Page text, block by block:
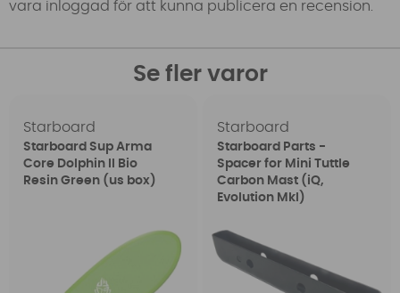
vara inloggad för att kunna publicera en recension.
Se fler varor
Starboard
Starboard Sup Arma
Core Dolphin II Bio
Resin Green (us box)
Starboard
Starboard Parts -
Spacer for Mini Tuttle
Carbon Mast (iQ,
Evolution MkI)